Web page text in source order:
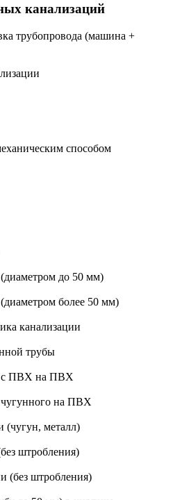
канализаций
трубопровода (машина +
способом
(диаметром до 50 мм)
более 50 мм)
канализации
трубы
с ПВХ на ПВХ
чугунного на ПВХ
(чугун, металл)
штробления)
(без штробления)